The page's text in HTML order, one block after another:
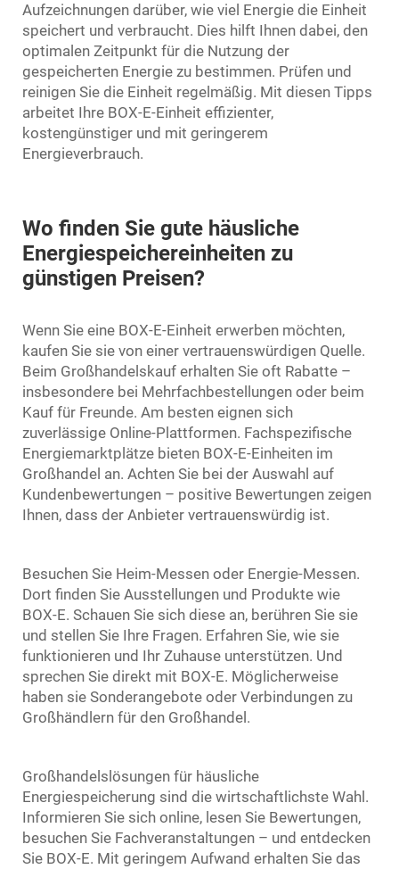
Aufzeichnungen darüber, wie viel Energie die Einheit
speichert und verbraucht. Dies hilft Ihnen dabei, den
optimalen Zeitpunkt für die Nutzung der
gespeicherten Energie zu bestimmen. Prüfen und
reinigen Sie die Einheit regelmäßig. Mit diesen Tipps
arbeitet Ihre BOX-E-Einheit effizienter,
kostengünstiger und mit geringerem
Energieverbrauch.
Wo finden Sie gute häusliche
Energiespeichereinheiten zu
günstigen Preisen?
Wenn Sie eine BOX-E-Einheit erwerben möchten,
kaufen Sie sie von einer vertrauenswürdigen Quelle.
Beim Großhandelskauf erhalten Sie oft Rabatte –
insbesondere bei Mehrfachbestellungen oder beim
Kauf für Freunde. Am besten eignen sich
zuverlässige Online-Plattformen. Fachspezifische
Energiemarktplätze bieten BOX-E-Einheiten im
Großhandel an. Achten Sie bei der Auswahl auf
Kundenbewertungen – positive Bewertungen zeigen
Ihnen, dass der Anbieter vertrauenswürdig ist.
Besuchen Sie Heim-Messen oder Energie-Messen.
Dort finden Sie Ausstellungen und Produkte wie
BOX-E. Schauen Sie sich diese an, berühren Sie sie
und stellen Sie Ihre Fragen. Erfahren Sie, wie sie
funktionieren und Ihr Zuhause unterstützen. Und
sprechen Sie direkt mit BOX-E. Möglicherweise
haben sie Sonderangebote oder Verbindungen zu
Großhändlern für den Großhandel.
Großhandelslösungen für häusliche
Energiespeicherung sind die wirtschaftlichste Wahl.
Informieren Sie sich online, lesen Sie Bewertungen,
besuchen Sie Fachveranstaltungen – und entdecken
Sie BOX-E. Mit geringem Aufwand erhalten Sie das